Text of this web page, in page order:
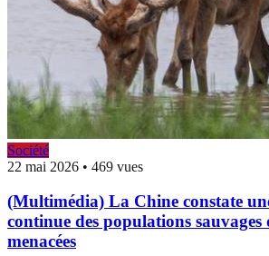
Société
22 mai 2026 • 469 vues
(Multimédia) La Chine constate
continue des populations sauvages
menacées